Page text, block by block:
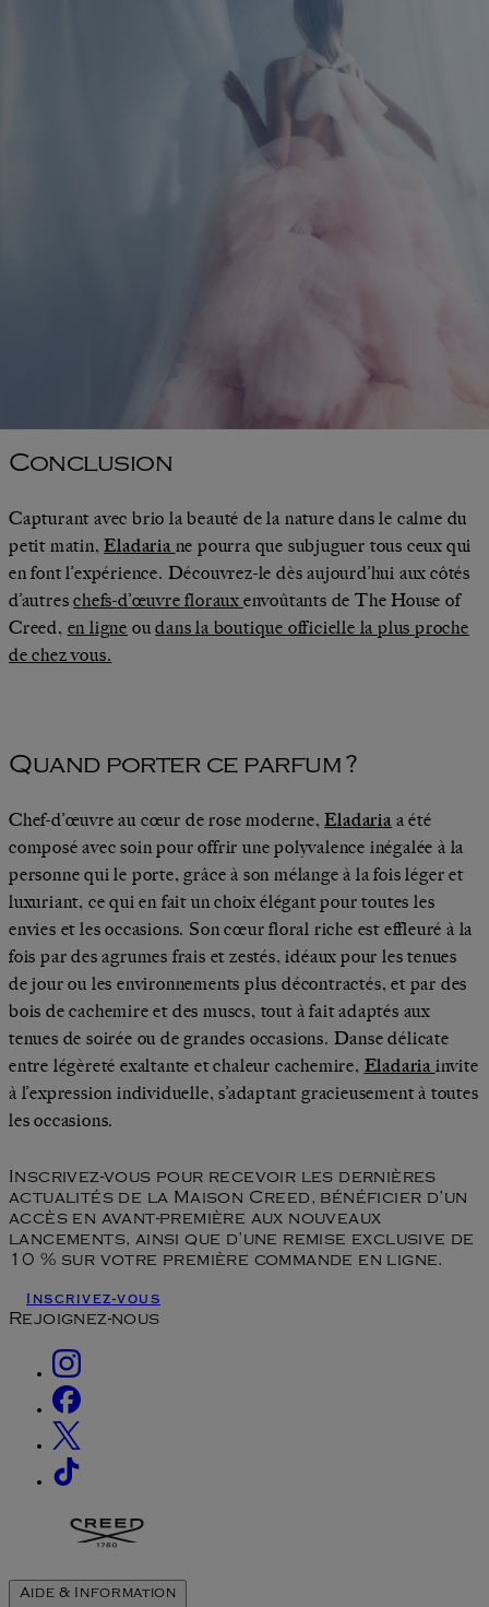
Conclusion
Capturant avec brio la beauté de la nature dans le calme du
petit matin,Eladaria ne pourra que subjuguer tous ceux qui
en font l’expérience. Découvrez-le dès aujourd’hui aux côtés
d’autreschefs-d’œuvre floraux envoûtants de The House of
Creed, en ligne oudans la boutique officielle la plus proche
de chez vous.
Quand porter ce parfum ?
Chef-d’œuvre au cœur de rose moderne,Eladariaa été
composé avec soin pour offrir une polyvalence inégalée à la
personne qui le porte, grâce à son mélange à la fois léger et
luxuriant, ce qui en fait un choix élégant pour toutes les
envies et les occasions. Son cœur floral riche est effleuré à la
fois par des agrumes frais et zestés, idéaux pour les tenues
de jour ou les environnements plus décontractés, et par des
bois de cachemire et des muscs, tout à fait adaptés aux
tenues de soirée ou de grandes occasions. Danse délicate
entre légèreté exaltante et chaleur cachemire, Eladaria invite
à l’expression individuelle, s’adaptant gracieusement à toutes
les occasions.
Inscrivez-vous pour recevoir les dernières
actualités de la Maison Creed, bénéficier d’un
accès en avant-première aux nouveaux
lancements, ainsi que d’une remise exclusive de
10 % sur votre première commande en ligne.
Inscrivez-vous
Rejoignez-nous
Aide & Information